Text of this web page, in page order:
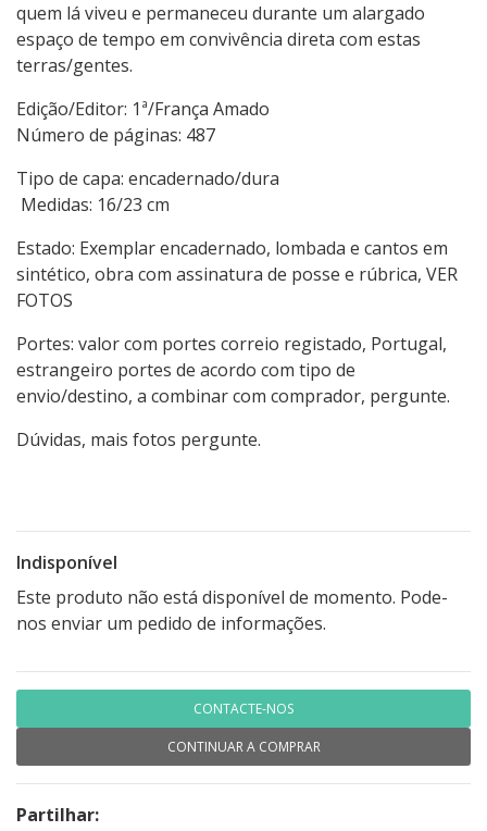
quem lá viveu e permaneceu durante um alargado
espaço de tempo em convivência direta com estas
terras/gentes.
Edição/Editor: 1ª/França Amado
Número de páginas: 487
Tipo de capa: encadernado/dura
Medidas: 16/23 cm
Estado: Exemplar encadernado, lombada e cantos em
sintético, obra com assinatura de posse e rúbrica, VER
FOTOS
Portes: valor com portes correio registado, Portugal,
estrangeiro portes de acordo com tipo de
envio/destino, a combinar com comprador, pergunte.
Dúvidas, mais fotos pergunte.
Indisponível
Este produto não está disponível de momento. Pode-
nos enviar um pedido de informações.
CONTACTE-NOS
CONTINUAR A COMPRAR
Partilhar: